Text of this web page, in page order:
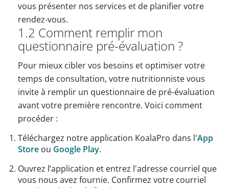
vous présenter nos services et de planifier votre
rendez-vous.
1.2 Comment remplir mon
questionnaire pré-évaluation ?
Pour mieux cibler vos besoins et optimiser votre
temps de consultation, votre nutritionniste vous
invite à remplir un questionnaire de pré-évaluation
avant votre première rencontre. Voici comment
procéder :
Téléchargez notre application KoalaPro dans l'App
Store ou Google Play.
Ouvrez l’application et entrez l'adresse courriel que
vous nous avez fournie. Confirmez votre courriel